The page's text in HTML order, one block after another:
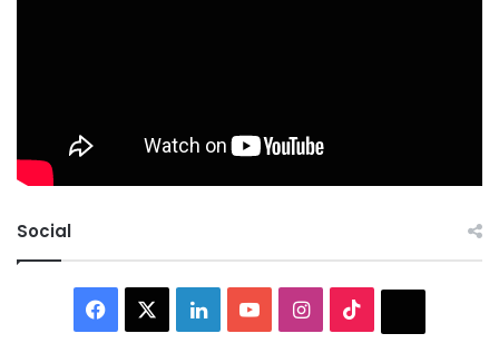
Social
Facebook LinkedInYouTubeInstagram